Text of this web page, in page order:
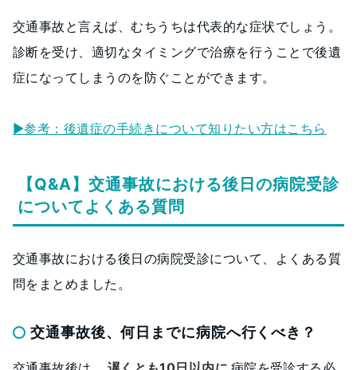
交通事故と言えば、むちうちは代表的な症状でしょう。
診断を受け、適切なタイミングで治療を行うことで後遺
症になってしまうのを防ぐことができます。
▶︎参考：後遺症の手続きについて知りたい方はこちら
【Q&A】交通事故における後日の病院受診
についてよくある質問
交通事故における後日の病院受診について、よくある質
問をまとめました。
交通事故後、何日までに病院へ行くべき？